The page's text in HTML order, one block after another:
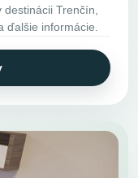
Trenčín,
ďalšie informácie.